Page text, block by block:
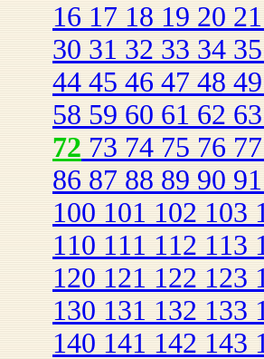
16 17 18 19 20
30 31 32 33 34
44 45 46 47 48
58 59 60 61 62
72 73 74 75 76
86 87 88 89 90
100 101 102 103
110 111 112 113
120 121 122 123
130 131 132 133
140 141 142 143